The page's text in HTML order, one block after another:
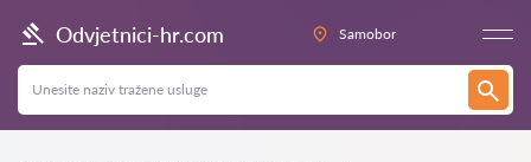
Odvjetnici-hr.com Samobor